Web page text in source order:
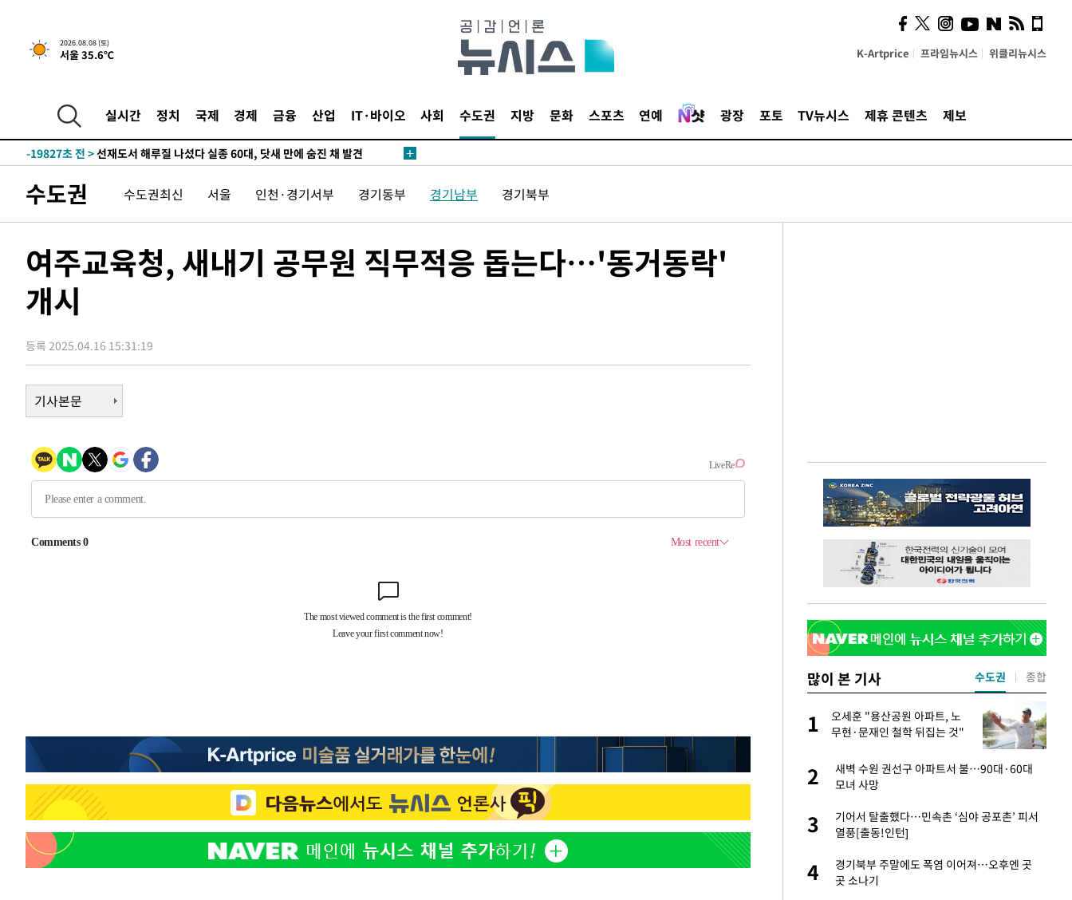
2026.08.08 (토)
서울 35.6℃ K-Artprice 프라임뉴시스 위클리뉴시스
실시간 정치 국제 경제 금융 산업 IT·바이오 사회 수도권 지방 문화 스포츠 연예 광장 포토 TV뉴시스 제휴 콘텐츠 제보
2시간 전 >[속보]뉴욕증시 상승 마감…S&P 0.6% 나스닥 1.3%↑
-32065초 전 >온열질환 사망자 3명 늘어…누적 환자 3000명 돌파
-22117초 전 >
백운산서 80년근 천종산삼 9뿌리 발견…감정가 1.3억원
-19827초 전 >
-17361초 전 >남자 농구, 나고야 아시안게임서 '홈팀' 일본과 한일전
-12964초 전 >
극한폭염 한풀 꺾이지만…'낮 최고 35도' 무더위, 열대야 계속[다음
-9982초 전 >축구협회 "압수수색·성접대 논란 사과…쇄신의 기회로 삼겠다"
송"
48분 전 >'최고 37도' 폭염 지속…강원동해안 최대 150㎜ 비
2시간 전 >[속보]뉴욕증시 상승 마감…S&P 0.6% 나스닥 1.3%↑
-32065초 전 >
-22117초 전 >백운산서 80년근 천종산삼 9뿌리 발견…감정가 1.3억원
-17361초 전 >
남자 농구, 나고야 아시안게임서 '홈팀' 일본과 한일전
-16737초 전 >여수 오동도 해상서 모터보트 전복…1명 사망·1명 실종
-12964초 전 >극한폭염 한풀 꺾이지만…'낮 최고 35도' 무더위, 열대야 계속[다음
주 날씨]
-9982초 전 >축구협회 "압수수색·성접대 논란 사과…쇄신의 기회로 삼겠다"
수도권 수도권최신 서울 인천·경기서부 경기동부 경기남부 경기북부
여주교육청, 새내기 공무원 직무적응 돕는다…'동거동락'
개시
등록 2025.04.16 15:31:19
기사본문
많이 본 기사
2
"창 3개 띄워도 답답함 없네"…'폴드8 울트
라', 일주일 써보니
3
오세훈 "용산공원 아파트, 노무현·문재인 철
학 뒤집는 것"
4
[속보]뉴욕증시 상승 마감…S&P 0.6% 나스
1
오세훈 "용산공원 아파트, 노
무현·문재인 철학 뒤집는 것"
2
새벽 수원 권선구 아파트서 불…90대·60대
모녀 사망
3
기어서 탈출했다…민속촌 ‘심야 공포촌’ 피서
열풍[출동!인턴]
4
경기북부 주말에도 폭염 이어져…오후엔 곳
곳 소나기
수도권 종합